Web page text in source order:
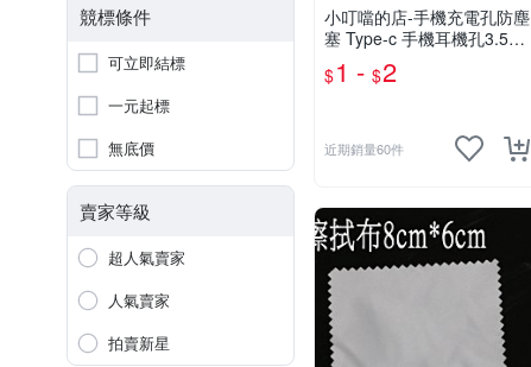
競標條件
可立即結標
一元起標
無底價
賣家等級
超人氣賣家
人氣賣家
拍賣新星
小叮噹的店-手機充電孔防塵
塞 Type-c 手機耳機孔3.5m
m E75
$1 - $2
近期銷量60件